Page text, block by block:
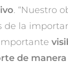
. “Nuestro
de la
de